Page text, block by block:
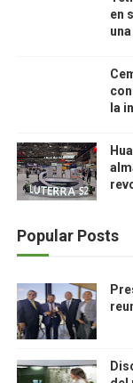
en
la
Popular Posts